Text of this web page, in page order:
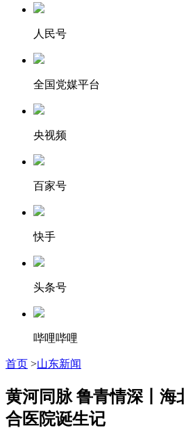
人民号
全国党媒平台
央视频
百家号
快手
头条号
哔哩哔哩
首页 >山东新闻
黄河同脉 鲁青情深丨海
合医院诞生记